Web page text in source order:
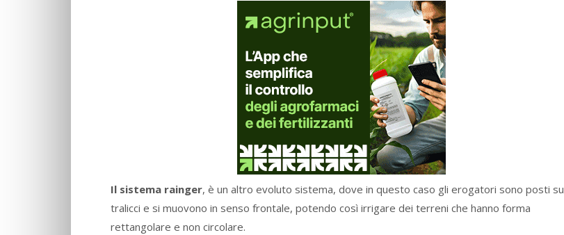
Il sistema rainger, è un altro evoluto sistema, dove in questo caso gli erogatori sono posti su
tralicci e si muovono in senso frontale, potendo così irrigare dei terreni che hanno forma
rettangolare e non circolare.